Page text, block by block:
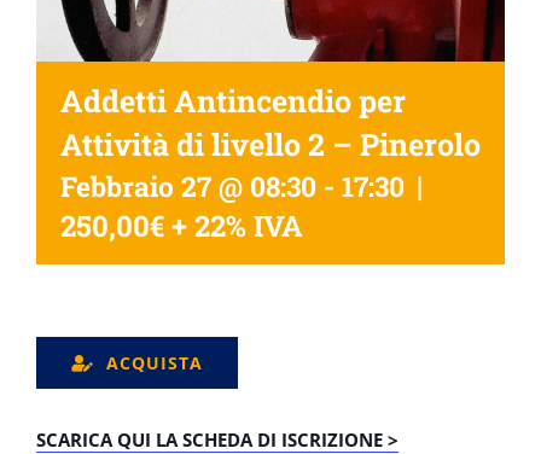
Addetti Antincendio per
Attività di livello 2 – Pinerolo
Febbraio 27 @ 08:30 - 17:30 |
250,00€ + 22% IVA
ACQUISTA
SCARICA QUI LA SCHEDA DI ISCRIZIONE >